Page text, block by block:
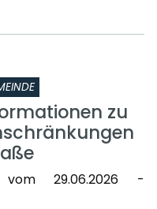
zu
29.06.2026 -